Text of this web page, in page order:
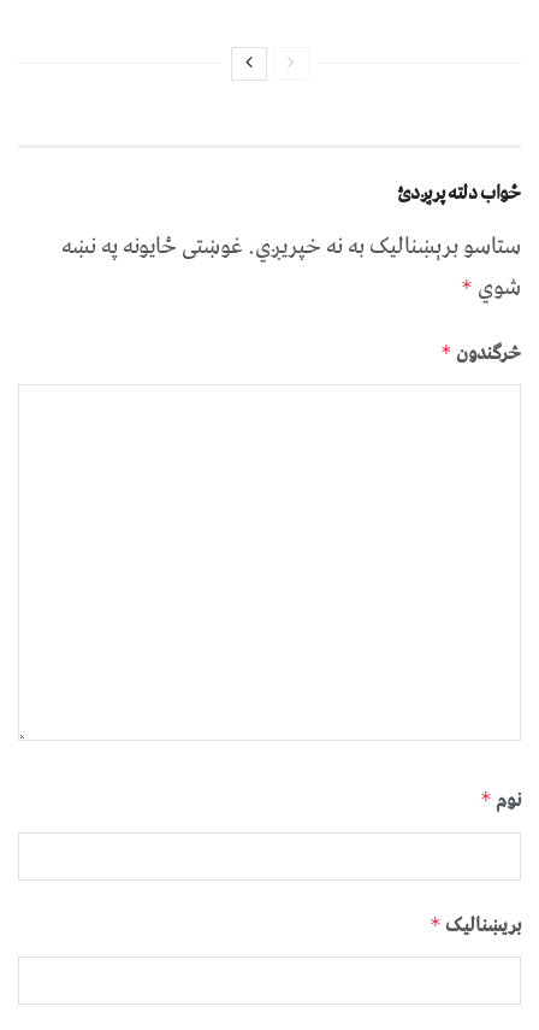
ځواب دلته پرېږدئ
ستاسو برېښناليک به نه خپريږي.غوښتى ځایونه په نښه
شوي *
څرگندون *
نوم *
بریښنالیک *